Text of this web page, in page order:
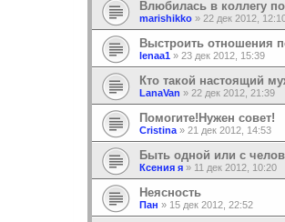
Влюбилась в коллегу
marishikko » 22 дек 2012,
Выстроить отношения
lenaa1 » 23 дек 2012, 15:39
Кто такой настоящий
LanaVan » 22 дек 2012, 21:39
Помогите!Нужен совет!
Cristina » 21 дек 2012, 14:53
Быть одной или с
Ксения я » 11 дек 2012, 10:20
Неясность
Пан » 15 дек 2012, 22:52